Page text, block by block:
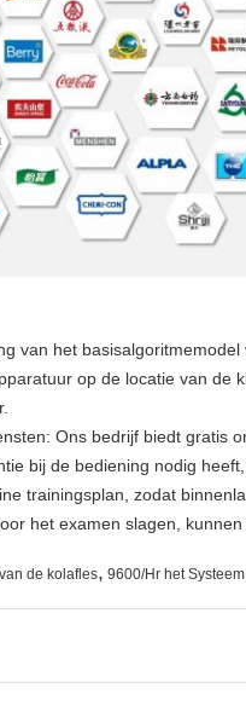
van het
op de locatie van
Ons bedrijf biedt gratis
bij de bediening nodig
trainingsplan, zodat
het examen slagen,
de kolafles, 9600/Hr het